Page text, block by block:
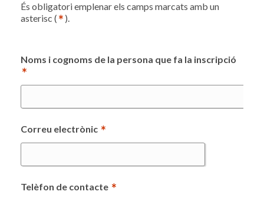
És obligatori emplenar els camps marcats amb un
asterisc ( * ).
Noms i cognoms de la persona que fa la inscripció
*
Correu electrònic *
Telèfon de contacte *